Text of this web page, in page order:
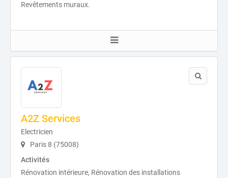
Revêtements muraux.
A2Z Services
Electricien
Paris 8 (75008)
Activités
Rénovation intérieure, Rénovation des installations